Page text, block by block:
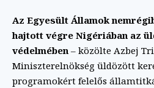
Az Egyesült Államok
hajtott végre Nigériában az
védelmében – közölte Azbej
Miniszterelnökség üldözött
programokért felelős